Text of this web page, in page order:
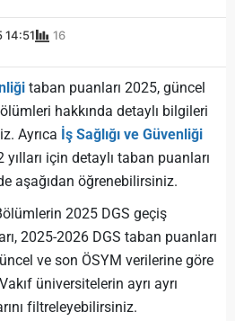
14:51 16
taban puanları 2025, güncel
hakkında detaylı bilgileri
Ayrıca İş Sağlığı ve Güvenliği
için detaylı taban puanları
aşağıdan öğrenebilirsiniz.
2025 DGS geçiş
2025-2026 DGS taban puanları
ve son ÖSYM verilerine göre
üniversitelerin ayrı ayrı
filtreleyebilirsiniz.